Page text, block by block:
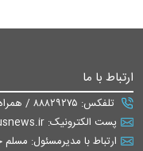
ارتباط با ما
تلفکس: ۸۸۸۲۹۲۷۵ / همراه: ۰۹۳۷۰۷۴۸۵۵۰
پست الکترونیک: info@iusnews.ir یا eiusnews@gmail.com
ارتباط با مدیرمسئول: